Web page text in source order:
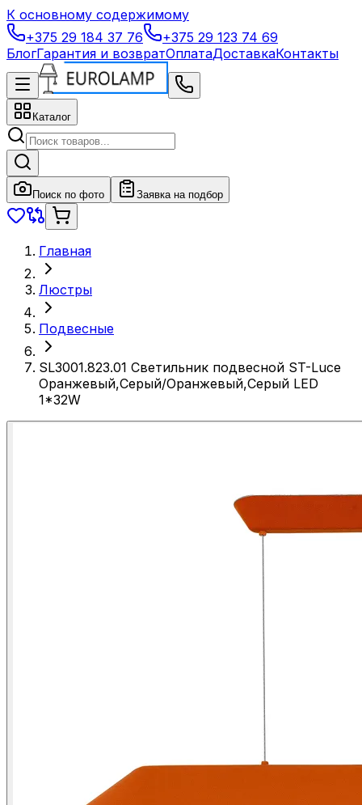
К основному содержимому
+375 29 184 37 76
+375 29 123 74 69
БлогГарантия и возвратОплатаДоставкаКонтакты
Каталог
Поиск по фото Заявка на подбор
Главная
Люстры
Подвесные
SL3001.823.01 Светильник подвесной ST-Luce
Оранжевый,Серый/Оранжевый,Серый LED
1*32W